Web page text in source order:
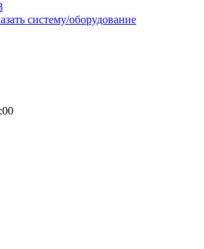
систему/оборудование